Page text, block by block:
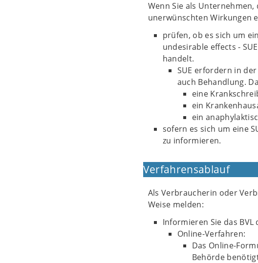
Wenn Sie als
unerwünschten Wirkungen
prüfen, ob es sich um
undesirable effects -
handelt.
SUE erfordern in
auch Behandlung.
eine
ein
ein
sofern es sich um eine
zu informieren.
Verfahrensablauf
Als Verbraucherin oder
Weise melden:
Informieren Sie das
Online-Verfahren:
Das Online-
Behörde